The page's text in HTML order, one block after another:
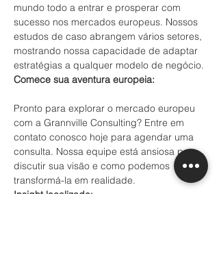
mundo todo a entrar e prosperar com
sucesso nos mercados europeus. Nossos
estudos de caso abrangem vários setores,
mostrando nossa capacidade de adaptar
estratégias a qualquer modelo de negócio.
Comece sua aventura europeia:
Pronto para explorar o mercado europeu
com a Grannville Consulting? Entre em
contato conosco hoje para agendar uma
consulta. Nossa equipe está ansiosa para
discutir sua visão e como podemos
transformá-la em realidade.
Insight localizado: